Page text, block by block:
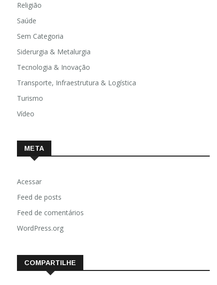
Religião
Saúde
Sem Categoria
Siderurgia & Metalurgia
Tecnologia & Inovação
Transporte, Infraestrutura & Logística
Turismo
Vídeo
META
Acessar
Feed de posts
Feed de comentários
WordPress.org
COMPARTILHE